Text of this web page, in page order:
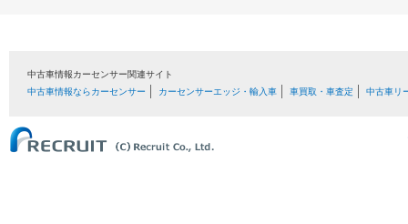
中古車情報カーセンサー関連サイト
中古車情報ならカーセンサー
カーセンサーエッジ・輸入車 車買取・車査定 中古車リ